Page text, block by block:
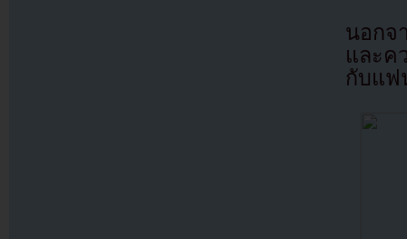
นอกจ
และค
กับแฟ